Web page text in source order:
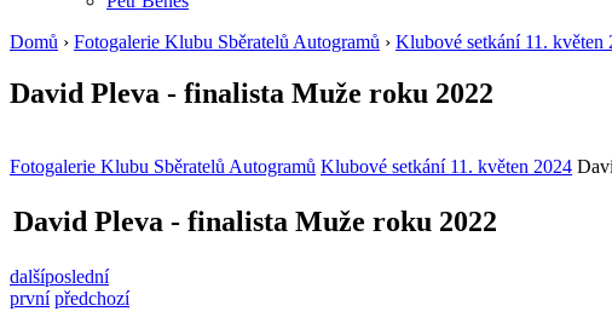
Domů › Fotogalerie Klubu Sběratelů Autogramů › Klubové setkání 11. květen
David Pleva - finalista Muže roku 2022
Fotogalerie Klubu Sběratelů Autogramů Klubové setkání 11. květen 2024
David Pleva - finalista Muže roku 2022
dalšíposlední
první předchozí